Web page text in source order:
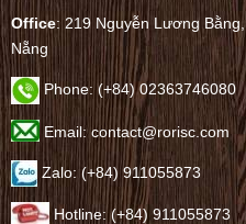
Office: 219 Nguyễn Lương
Nẵng
Phone:(+84) 02363746080
Email: contact@rorisc.com
Zalo: (+84) 911055873
Hotline: (+84) 911055873